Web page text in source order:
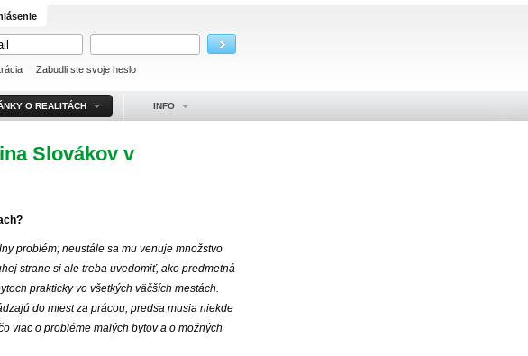
Zabudli ste svoje heslo
O REALITÁCH INFO
Slovákov v
problém; neustále sa mu venuje množstvo
strane si ale treba uvedomiť, ako predmetná
prakticky vo všetkých väčších mestách.
do miest za prácou, predsa musia niekde
viac o probléme malých bytov a o možných